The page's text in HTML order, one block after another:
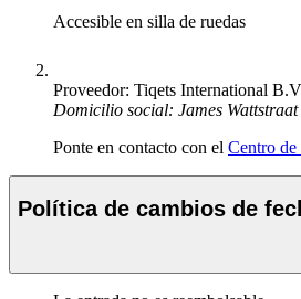
Accesible en silla de ruedas
Proveedor: Tiqets International
Domicilio social: James
Ponte en contacto con el Centro de
Política de cambios de